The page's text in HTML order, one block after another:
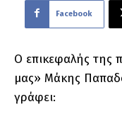
Facebook
Ο επικεφαλής της
μας» Μάκης
γράφει: